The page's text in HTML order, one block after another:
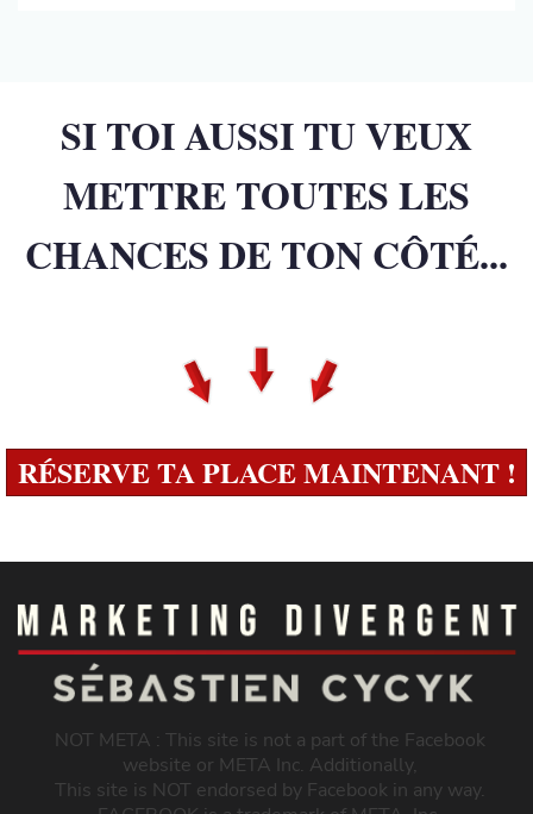
SI TOI AUSSI TU VEUX
METTRE TOUTES LES
CHANCES DE TON CÔTÉ...
RÉSERVE TA PLACE MAINTENANT !
NOT META : This site is not a part of the Facebook
website or META Inc. Additionally,
This site is NOT endorsed by Facebook in any way.